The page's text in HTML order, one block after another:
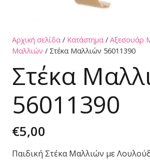
Αρχική σελίδα / Κατάστημα / Αξεσουάρ
Μαλλιών / Στέκα Μαλλιών 56011390
Στέκα
56011390
€5,00
Παιδική Στέκα Μαλλιών με